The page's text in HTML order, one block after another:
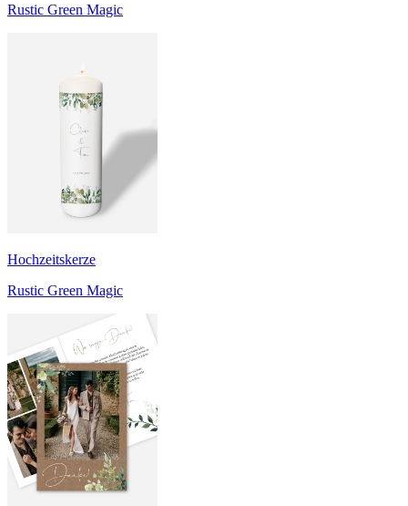
Rustic Green Magic
Hochzeitskerze
Rustic Green Magic